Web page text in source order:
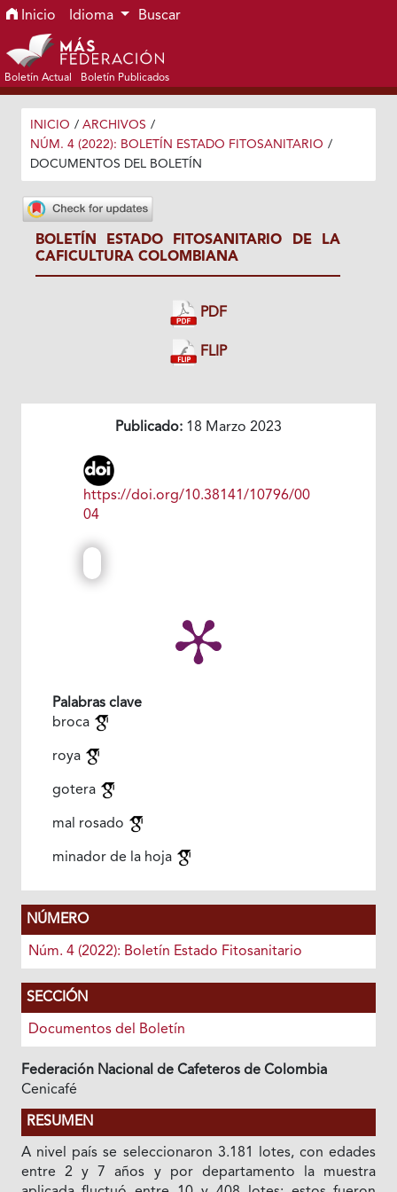
Ir al menú de navegación principal
Ir al contenido principal
Ir al pie de página del sitio
Inicio Idioma Buscar
Boletín Actual Boletín Publicados
INICIO / ARCHIVOS /
NÚM. 4 (2022): BOLETÍN ESTADO FITOSANITARIO /
DOCUMENTOS DEL BOLETÍN
BOLETÍN ESTADO FITOSANITARIO DE LA
CAFICULTURA COLOMBIANA
PDF
FLIP
Publicado: 18 Marzo 2023
https://doi.org/10.38141/10796/00
04
Palabras clave
broca
roya
gotera
mal rosado
minador de la hoja
NÚMERO
Núm. 4 (2022): Boletín Estado Fitosanitario
SECCIÓN
Documentos del Boletín
Federación Nacional de Cafeteros de Colombia
Cenicafé
RESUMEN
A nivel país se seleccionaron 3.181 lotes, con edades
entre 2 y 7 años y por departamento la muestra